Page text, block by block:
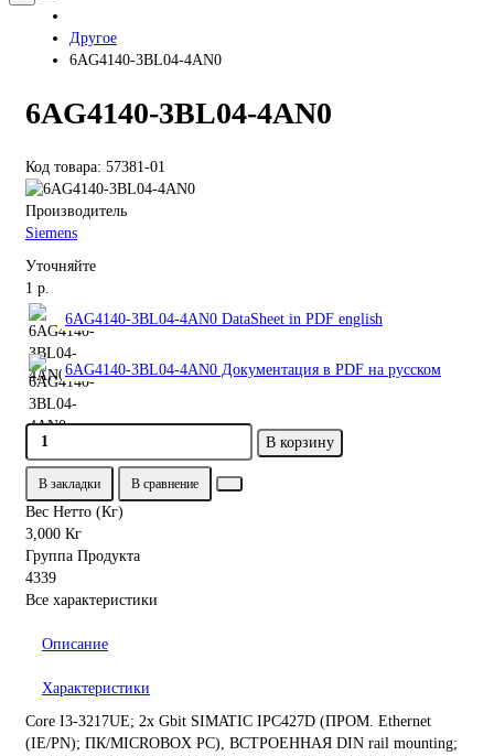
Другое
6AG4140-3BL04-4AN0
6AG4140-3BL04-4AN0
Код товара: 57381-01
Производитель
Siemens
Уточняйте
1 р.
6AG4140-3BL04-4AN0 DataSheet in PDF english
6AG4140-3BL04-4AN0 Документация в PDF на русском
В корзину
В закладки В сравнение
Вес Нетто (Кг)
3,000 Кг
Группа Продукта
4339
Все характеристики
Описание
Характеристики
Core I3-3217UE; 2x Gbit SIMATIC IPC427D (ПРОМ. Ethernet
(IE/PN); ПК/MICROBOX PC), ВСТРОЕННАЯ DIN rail mounting;